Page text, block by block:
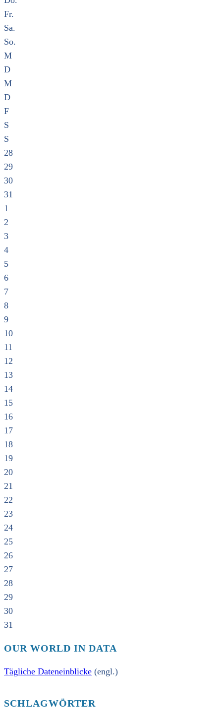
Fr.
Sa.
So.
M
D
M
D
F
S
S
28
29
30
31
1
2
3
4
5
6
7
8
9
10
11
12
13
14
15
16
17
18
19
20
21
22
23
24
25
26
27
28
29
30
31
OUR WORLD IN DATA
Tägliche Dateneinblicke (engl.)
SCHLAGWÖRTER